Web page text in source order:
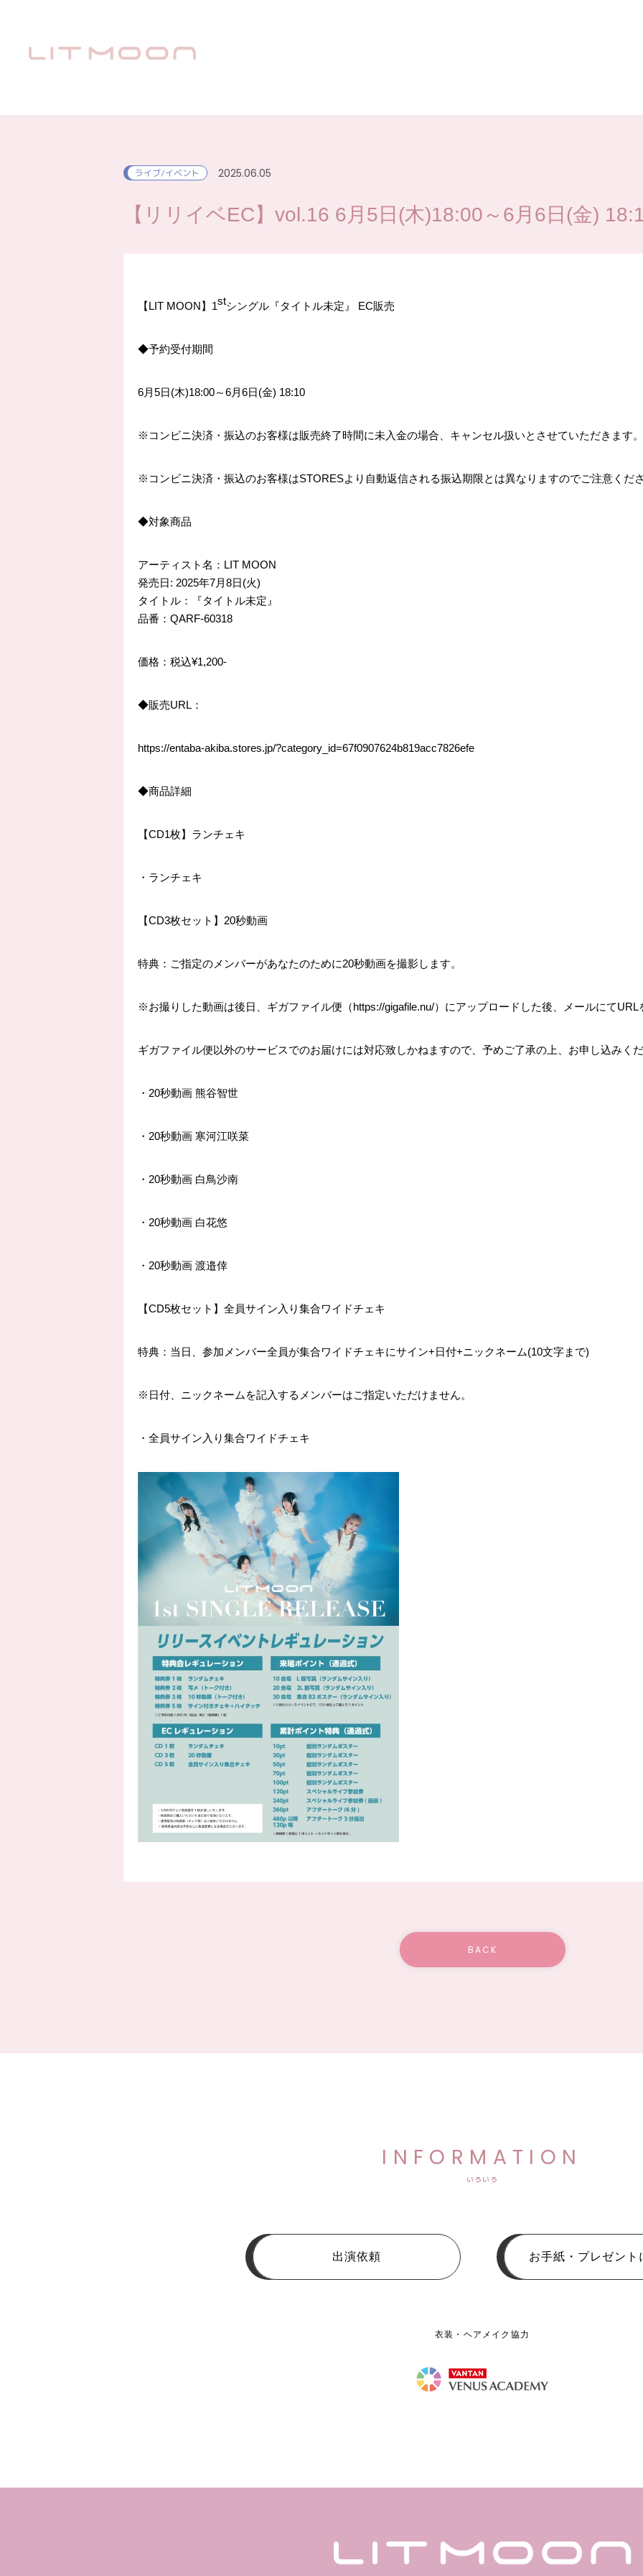
ライブ/イベント 2025.06.05
【リリイベEC】vol.16 6月5日(木)18:00～6月6日(金)
【LIT MOON】 1stシングル『タイトル未定』 EC販売
◆予約受付期間
6月5日(木)18:00～6月6日(金) 18:10
※ コンビニ決済・振込のお客様は販売終了時間に未入金の場合、キャンセル扱いとさせていただきます。
※ コンビニ決済・振込のお客様はSTORESより自動返信される振込期限とは異なりますのでご注意くだ
◆対象商品
アーティスト名： LIT MOON
発売日: 2025年7月8日(火)
タイトル：『タイトル未定』
品番： QARF-60318
価格：税込¥1,200-
◆販売URL ：
https://entaba-akiba.stores.jp/?category_id=67f0907624b819acc7826efe
◆商品詳細
【CD1枚】ランチェキ
・ランチェキ
【CD3枚セット】 20秒動画
特典：ご指定のメンバーがあなたのために20秒動画を撮影します。
※お撮りした動画は後日、ギガファイル便（https://gigafile.nu/）にアップロードした後、メールにてURL
ギガファイル便以外のサービスでのお届けには対応致しかねますので、予めご了承の上、お申し込みく
・ 20秒動画 熊谷智世
・ 20秒動画 寒河江咲菜
・ 20秒動画 白鳥沙南
・ 20秒動画 白花悠
・ 20秒動画 渡邉倖
【CD5枚セット】全員サイン入り集合ワイドチェキ
特典：当日、参加メンバー全員が集合ワイドチェキにサイン+日付+ニックネーム(10文字まで)
※ 日付、ニックネームを記入するメンバーはご指定いただけません。
・全員サイン入り集合ワイドチェキ
BACK
INFORMATION
いろいろ
出演依頼 お手紙・プレゼント
衣装・ヘアメイク協力